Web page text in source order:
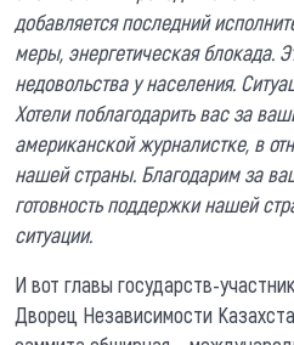
добавляется последний
меры, энергетическая блокада.
недовольства у населения.
Хотели поблагодарить вас за
американской журналистке, в
нашей страны. Благодарим за
готовность поддержки нашей
ситуации.
И вот главы государств-
Дворец Независимости